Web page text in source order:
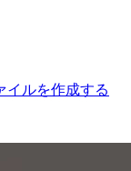
ルを作成する